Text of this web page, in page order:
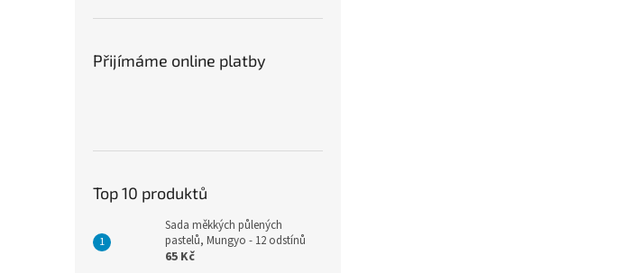
Přijímáme online platby
Top 10 produktů
Sada měkkých půlených
pastelů, Mungyo - 12 odstínů
65 Kč